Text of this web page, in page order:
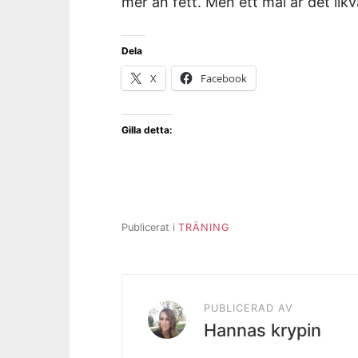
Dela
X Facebook
Gilla detta:
Publicerat i TRÄNING
PUBLICERAD AV
Hannas krypin